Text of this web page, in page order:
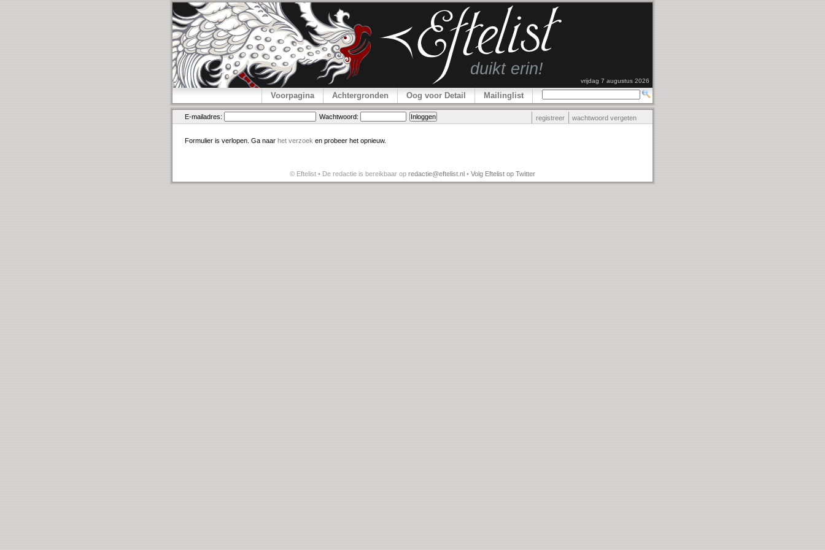
vrijdag 7 augustus 2026
Voorpagina Achtergronden Oog voor Detail Mailinglist
E-mailadres: Wachtwoord: registreer wachtwoord vergeten
Formulier is verlopen. Ga naar het verzoek en probeer het opnieuw.
© Eftelist • De redactie is bereikbaar op redactie@eftelist.nl • Volg Eftelist op Twitter